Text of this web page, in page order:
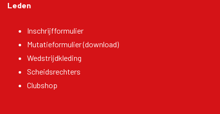
Leden
Inschrijfformulier
Mutatieformulier (download)
Wedstrijdkleding
Scheidsrechters
Clubshop